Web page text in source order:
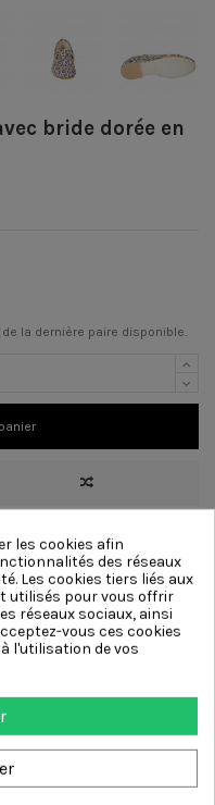
bride dorée en
la dernière paire disponible.
même
-36,00 €
les cookies afin
des réseaux
Les cookies tiers liés aux
utilisés pour vous offrir
réseaux sociaux, ainsi
vous ces cookies
l'utilisation de vos